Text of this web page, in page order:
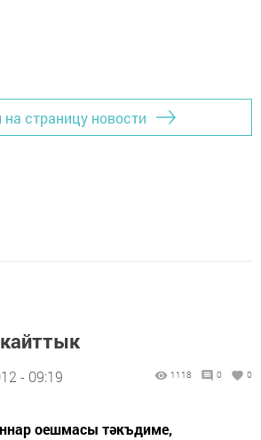
на страницу новости
- 09:19 1118 0 0
оешмасы тәкъдиме,